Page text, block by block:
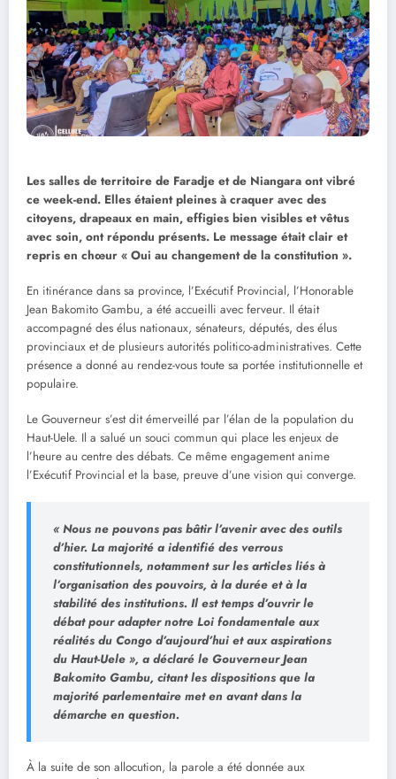
Les salles de territoire de Faradje et de Niangara ont vibré
ce week-end. Elles étaient pleines à craquer avec des
citoyens, drapeaux en main, effigies bien visibles et vêtus
avec soin, ont répondu présents. Le message était clair et
repris en chœur « Oui au changement de la constitution ».
En itinérance dans sa province, l’Exécutif Provincial, l’Honorable
Jean Bakomito Gambu, a été accueilli avec ferveur. Il était
accompagné des élus nationaux, sénateurs, députés, des élus
provinciaux et de plusieurs autorités politico-administratives. Cette
présence a donné au rendez-vous toute sa portée institutionnelle et
populaire.
Le Gouverneur s’est dit émerveillé par l’élan de la population du
Haut-Uele. Il a salué un souci commun qui place les enjeux de
l’heure au centre des débats. Ce même engagement anime
l’Exécutif Provincial et la base, preuve d’une vision qui converge.
« Nous ne pouvons pas bâtir l’avenir avec des outils
d’hier. La majorité a identifié des verrous
constitutionnels, notamment sur les articles liés à
l’organisation des pouvoirs, à la durée et à la
stabilité des institutions. Il est temps d’ouvrir le
débat pour adapter notre Loi fondamentale aux
réalités du Congo d’aujourd’hui et aux aspirations
du Haut-Uele », a déclaré le Gouverneur Jean
Bakomito Gambu, citant les dispositions que la
majorité parlementaire met en avant dans la
démarche en question.
À la suite de son allocution, la parole a été donnée aux